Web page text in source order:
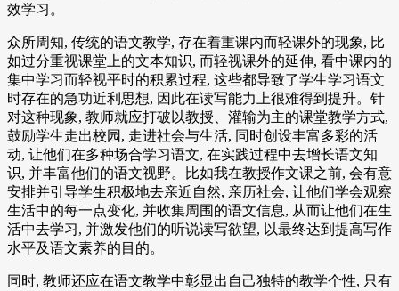
效学习。
众所周知, 传统的语文教学, 存在着重课内而轻课外的现象, 比
如过分重视课堂上的文本知识, 而轻视课外的延伸, 看中课内的
集中学习而轻视平时的积累过程, 这些都导致了学生学习语文
时存在的急功近利思想, 因此在读写能力上很难得到提升。针
对这种现象, 教师就应打破以教授、灌输为主的课堂教学方式,
鼓励学生走出校园, 走进社会与生活, 同时创设丰富多彩的活
动, 让他们在多种场合学习语文, 在实践过程中去增长语文知
识, 并丰富他们的语文视野。比如我在教授作文课之前, 会有意
安排并引导学生积极地去亲近自然, 亲历社会, 让他们学会观察
生活中的每一点变化, 并收集周围的语文信息, 从而让他们在生
活中去学习, 并激发他们的听说读写欲望, 以最终达到提高写作
水平及语文素养的目的。
同时, 教师还应在语文教学中彰显出自己独特的教学个性, 只有